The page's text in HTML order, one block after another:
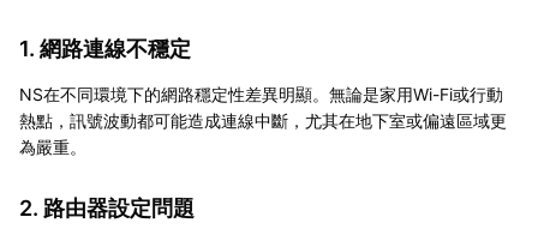
1. 網路連線不穩定
NS在不同環境下的網路穩定性差異明顯。無論是家用Wi-Fi或行動
熱點，訊號波動都可能造成連線中斷，尤其在地下室或偏遠區域更
為嚴重。
2. 路由器設定問題